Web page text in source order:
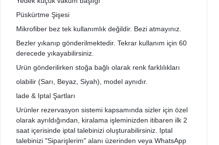
Püskürtme Şişesi
Mikrofiber bez tek kullanımlık değildir. Bezi atmayınız.
Bezler yıkanıp gönderilmektedir. Tekrar kullanım için 60
derecede yıkayabilirsiniz.
Urün gönderilirken stoğa bağlı olarak renk farklılıkları
olabilir (Sarı, Beyaz, Siyah), model aynıdır.
lade & Iptal Şartları
Urünler rezervasyon sistemi kapsamında sizler için özel
olarak ayrıldığından, kiralama işleminizden itibaren ilk 2
saat içerisinde iptal talebinizi oluşturabilirsiniz. Iptal
talebinizi "Siparişlerim" alanı üzerinden veya WhatsApp